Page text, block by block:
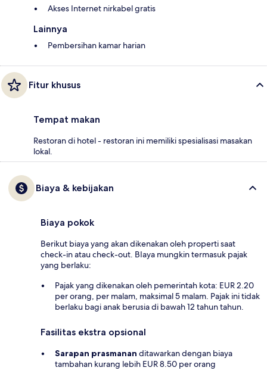
Akses Internet nirkabel gratis
Lainnya
Pembersihan kamar harian
Fitur khusus
Tempat makan
Restoran di hotel - restoran ini memiliki spesialisasi masakan
lokal.
Biaya & kebijakan
Biaya pokok
Berikut biaya yang akan dikenakan oleh properti saat
check-in atau check-out. BIaya mungkin termasuk pajak
yang berlaku:
Pajak yang dikenakan oleh pemerintah kota: EUR 2.20
per orang, per malam, maksimal 5 malam. Pajak ini tidak
berlaku bagi anak berusia di bawah 12 tahun tahun.
Fasilitas ekstra opsional
Sarapan prasmanan ditawarkan dengan biaya
tambahan kurang lebih EUR 8.50 per orang